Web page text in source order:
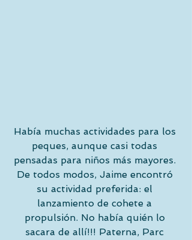
Había muchas actividades para los
peques, aunque casi todas
pensadas para niños más mayores.
De todos modos, Jaime encontró
su actividad preferida: el
lanzamiento de cohete a
propulsión. No había quién lo
sacara de allí!!! Paterna, Parc